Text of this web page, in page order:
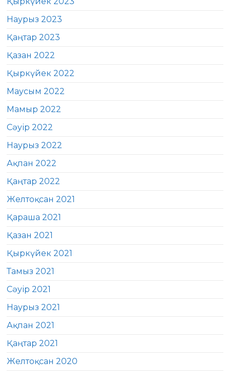
Наурыз 2023
Қаңтар 2023
Қазан 2022
Қыркүйек 2022
Маусым 2022
Мамыр 2022
Сәуір 2022
Наурыз 2022
Ақпан 2022
Қаңтар 2022
Желтоқсан 2021
Қараша 2021
Қазан 2021
Қыркүйек 2021
Тамыз 2021
Сәуір 2021
Наурыз 2021
Ақпан 2021
Қаңтар 2021
Желтоқсан 2020